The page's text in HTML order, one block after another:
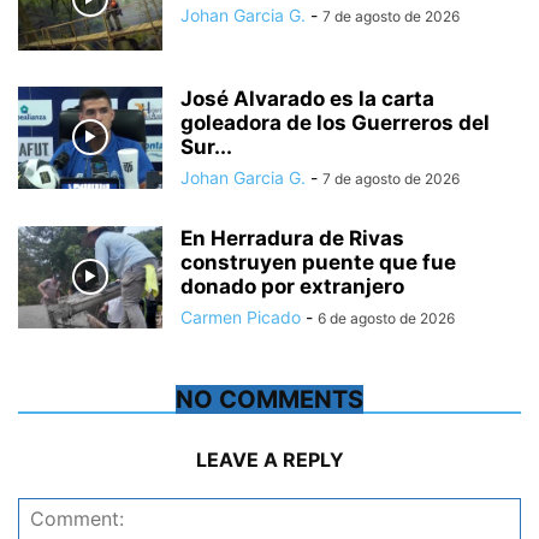
Johan Garcia G. - 7 de agosto de 2026
José Alvarado es la carta
goleadora de los Guerreros del
Sur...
Johan Garcia G. - 7 de agosto de 2026
En Herradura de Rivas
construyen puente que fue
donado por extranjero
Carmen Picado - 6 de agosto de 2026
NO COMMENTS
LEAVE A REPLY